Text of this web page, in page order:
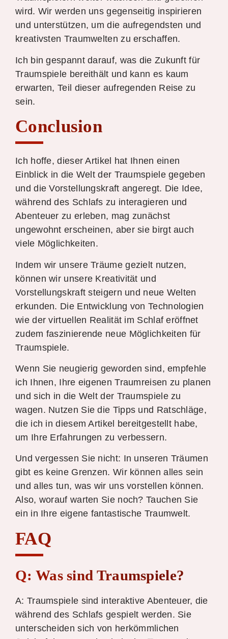
wird. Wir werden uns gegenseitig inspirieren
und unterstützen, um die aufregendsten und
kreativsten Traumwelten zu erschaffen.
Ich bin gespannt darauf, was die Zukunft für
Traumspiele bereithält und kann es kaum
erwarten, Teil dieser aufregenden Reise zu
sein.
Conclusion
Ich hoffe, dieser Artikel hat Ihnen einen
Einblick in die Welt der Traumspiele gegeben
und die Vorstellungskraft angeregt. Die Idee,
während des Schlafs zu interagieren und
Abenteuer zu erleben, mag zunächst
ungewohnt erscheinen, aber sie birgt auch
viele Möglichkeiten.
Indem wir unsere Träume gezielt nutzen,
können wir unsere Kreativität und
Vorstellungskraft steigern und neue Welten
erkunden. Die Entwicklung von Technologien
wie der virtuellen Realität im Schlaf eröffnet
zudem faszinierende neue Möglichkeiten für
Traumspiele.
Wenn Sie neugierig geworden sind, empfehle
ich Ihnen, Ihre eigenen Traumreisen zu planen
und sich in die Welt der Traumspiele zu
wagen. Nutzen Sie die Tipps und Ratschläge,
die ich in diesem Artikel bereitgestellt habe,
um Ihre Erfahrungen zu verbessern.
Und vergessen Sie nicht: In unseren Träumen
gibt es keine Grenzen. Wir können alles sein
und alles tun, was wir uns vorstellen können.
Also, worauf warten Sie noch? Tauchen Sie
ein in Ihre eigene fantastische Traumwelt.
FAQ
Q: Was sind Traumspiele?
A: Traumspiele sind interaktive Abenteuer, die
während des Schlafs gespielt werden. Sie
unterscheiden sich von herkömmlichen